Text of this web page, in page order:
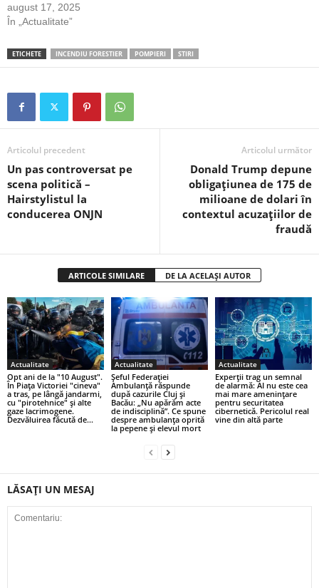
august 17, 2025
În „Actualitate”
ETICHETE INCENDIU FORESTIER POMPIERI STIRI
Articolul precedent
Un pas controversat pe
scena politică –
Hairstylistul la
conducerea ONJN
Articolul următor
Donald Trump depune
obligațiunea de 175 de
milioane de dolari în
contextul acuzațiilor de
fraudă
ARTICOLE SIMILARE DE LA ACELAȘI AUTOR
Actualitate
Opt ani de la "10 August".
În Piața Victoriei "cineva"
a tras, pe lângă jandarmi,
cu "pirotehnice" și alte
gaze lacrimogene.
Dezvăluirea făcută de...
Actualitate
Șeful Federației
Ambulanță răspunde
după cazurile Cluj și
Bacău: „Nu apărăm acte
de indisciplină”. Ce spune
despre ambulanța oprită
la pepene și elevul mort
Actualitate
Experții trag un semnal
de alarmă: AI nu este cea
mai mare amenințare
pentru securitatea
cibernetică. Pericolul real
vine din altă parte
LĂSAȚI UN MESAJ